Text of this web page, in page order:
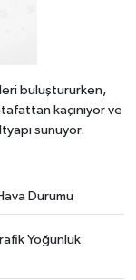
buluştururken,
kaçınıyor ve
sunuyor.
Durumu
Yoğunluk